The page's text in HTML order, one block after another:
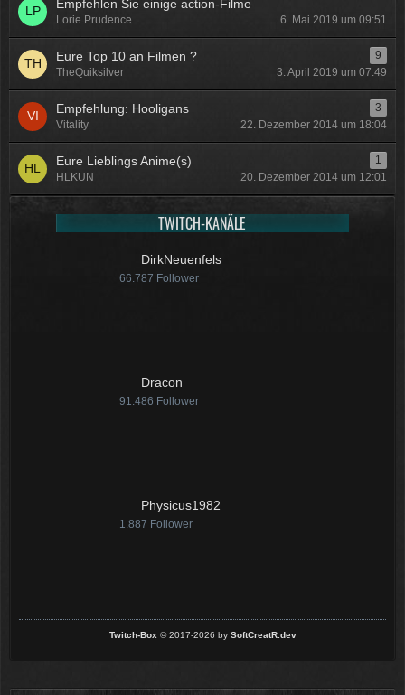
kann .
Muss 50 für einige
Plugins haben und dann noch mal
65 für Forum Update.
09:25
Physicus
auch so um locker flockig 50-60 €
McCracker007
Empfehlen Sie einige action-Filme
Lorie Prudence 6. Mai 2019 um 09:51
Eure Top 10 an Filmen ?
9
TheQuiksilver
3. April 2019 um 07:49
Empfehlung: Hooligans
3
Vitality
22. Dezember 2014 um 18:04
Eure Lieblings Anime(s)
1
HLKUN
20. Dezember 2014 um 12:01
TWITCH-KANÄLE
DirkNeuenfels
66.787 Follower
Dracon
91.486 Follower
Physicus1982
1.887 Follower
Twitch-Box © 2017-2026 by SoftCreatR.dev